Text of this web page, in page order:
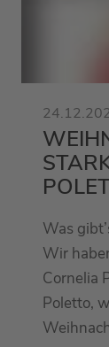
Was
Wir
Cornelia
Poletto,